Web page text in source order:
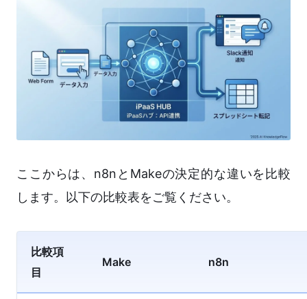
ここからは、n8nとMakeの決定的な違いを比較
します。以下の比較表をご覧ください。
比較項
目
Make n8n